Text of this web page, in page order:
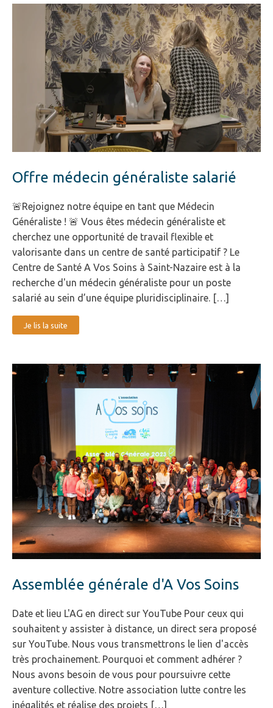
Offre médecin généraliste salarié
🚨Rejoignez notre équipe en tant que Médecin
Généraliste ! 🚨 Vous êtes médecin généraliste et
cherchez une opportunité de travail flexible et
valorisante dans un centre de santé participatif ? Le
Centre de Santé A Vos Soins à Saint-Nazaire est à la
recherche d'un médecin généraliste pour un poste
salarié au sein d’une équipe pluridisciplinaire. […]
Je lis la suite
Assemblée générale d'A Vos Soins
Date et lieu L'AG en direct sur YouTube Pour ceux qui
souhaitent y assister à distance, un direct sera proposé
sur YouTube. Nous vous transmettrons le lien d'accès
très prochainement. Pourquoi et comment adhérer ?
Nous avons besoin de vous pour poursuivre cette
aventure collective. Notre association lutte contre les
inégalités et réalise des projets […]